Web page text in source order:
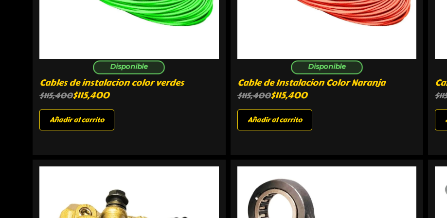
Disponible
Cables de instalacion color verdes
$115,400$115,400
Añadir al carrito
Disponible
Cable de Instalacion Color Naranja
$115,400$115,400
Añadir al carrito
$